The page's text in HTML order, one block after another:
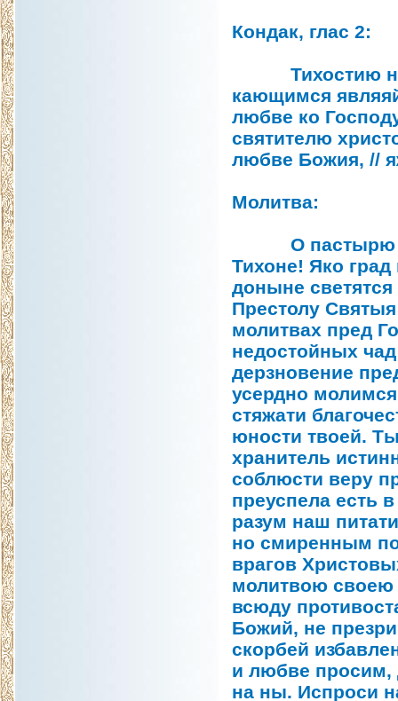
Кондак, глас 2:
Тихостию
кающимся
любве ко
святителю
любве Божия, //
Молитва:
О пастырю
Тихоне! Яко
доныне
Престолу
молитвах пред
недостойных
дерзновение
усердно
стяжати
юности твоей.
хранитель
соблюсти веру
преуспела есть
разум наш
но смиренным
врагов
молитвою своею
всюду
Божий, не
скорбей
и любве просим,
на ны. Испроси